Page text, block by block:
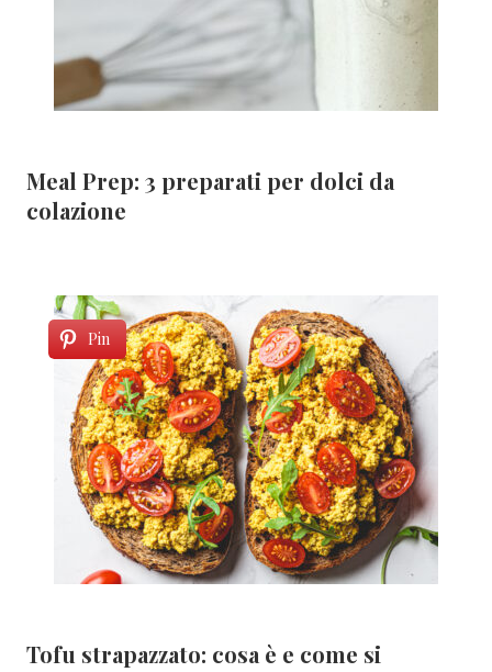
Meal Prep: 3 preparati per dolci da
colazione
Pin
Tofu strapazzato: cosa è e come si